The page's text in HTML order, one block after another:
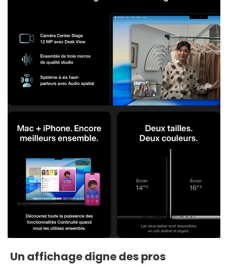
Un affichage digne des pros